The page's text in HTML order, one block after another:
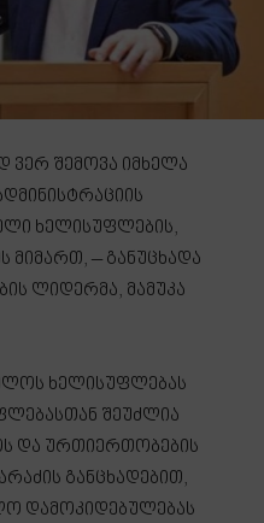
ვერ შემოვა იმხელა
ხელისუფლების,
მიმართ, – განუცხადა
ლიდერმა, მამუკა
ხელისუფლებას
შეუძლია
და ურთიერთობების
განცხადებით,
დამოკიდებულებას